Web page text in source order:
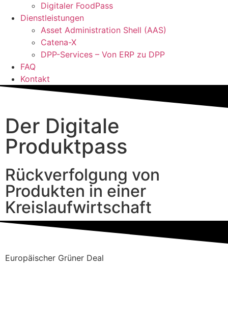
Digitaler FoodPass
Dienstleistungen
Asset Administration Shell (AAS)
Catena-X
DPP-Services – Von ERP zu DPP
FAQ
Kontakt
Der Digitale
Produktpass
Rückverfolgung von
Produkten in einer
Kreislaufwirtschaft
Europäischer Grüner Deal